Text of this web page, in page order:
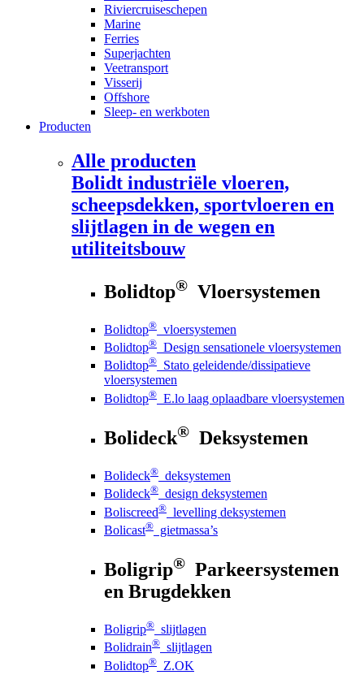
Riviercruiseschepen
Marine
Ferries
Superjachten
Veetransport
Visserij
Offshore
Sleep- en werkboten
Producten
Alle producten
Bolidt industriële vloeren,
scheepsdekken, sportvloeren en
slijtlagen in de wegen en
utiliteitsbouw
Bolidtop® Vloersystemen
Bolidtop® vloersystemen
Bolidtop® Design sensationele vloersystemen
Bolidtop® Stato geleidende/dissipatieve
vloersystemen
Bolidtop® E.lo laag oplaadbare vloersystemen
Bolideck® Deksystemen
Bolideck® deksystemen
Bolideck® design deksystemen
Boliscreed® levelling deksystemen
Bolicast® gietmassa’s
Boligrip® Parkeersystemen
en Brugdekken
Boligrip® slijtlagen
Bolidrain® slijtlagen
Bolidtop® Z.OK